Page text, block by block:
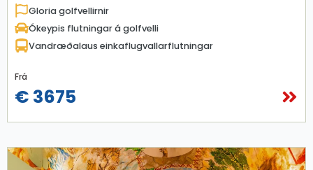
Gloria golfvellirnir
Ókeypis flutningar á golfvelli
Vandræðalaus einkaflugvallarflutningar
Frá
€ 3675